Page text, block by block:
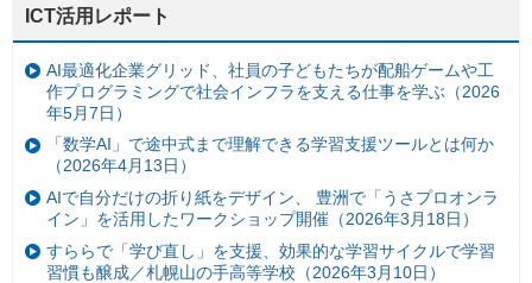
ICT活用レポート
AI最適化企業グリッド、社員の子どもたちが配船ゲームや工
作プログラミングで社会インフラを支える仕事を学ぶ（2026
年5月7日）
「数学AI」で途中式まで理解できる学習支援ツールとは何か
（2026年4月13日）
AIで自分だけの折り紙をデザイン、 豊洲で「うさプロオンラ
イン」を活用したワークショップ開催（2026年3月18日）
すららで「学び直し」を支援、効果的な学習サイクルで学習
習慣も醸成／札幌山の手高等学校（2026年3月10日）